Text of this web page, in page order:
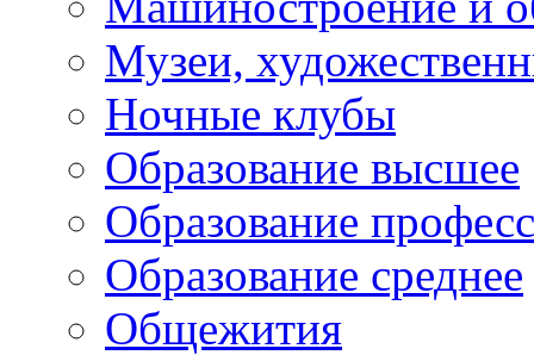
Музеи,
Ночные клубы
Образование высшее
Образование
Образование среднее
Общежития